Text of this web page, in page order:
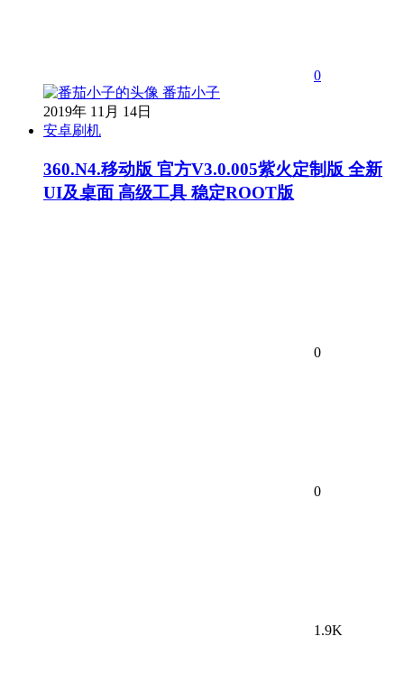
0
番茄小子
2019年 11月 14日
安卓刷机
360.N4.移动版 官方V3.0.005紫火定制版 全新
UI及桌面 高级工具 稳定ROOT版
0
0
1.9K